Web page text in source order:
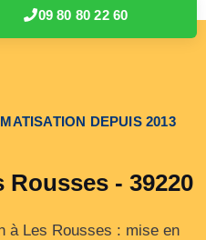
09 80 80 22 60
DEPUIS 2013
- 39220
à Les Rousses : mise en